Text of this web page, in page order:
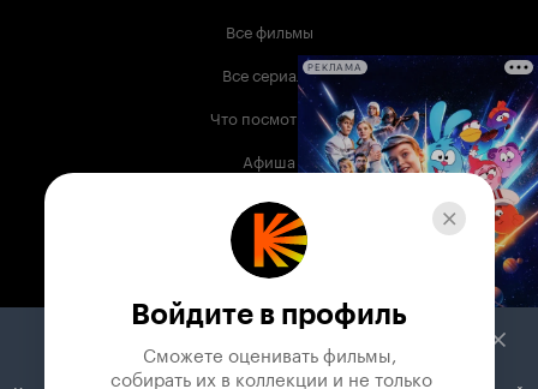
Все фильмы
Все сериалы
Что посмотреть
Афиша
Музыка
Телепрограмма
Служба поддержки
РЕКЛАМА
Войдите в профиль
Сможете оценивать фильмы,
собирать их в коллекции и не только